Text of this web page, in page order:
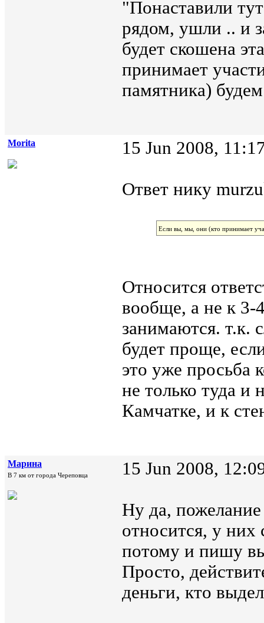
"Понаставили
рядом, ушли .. и
будет скошена
принимает
памятника)
Morita 15 Jun 2008,
Ответ нику
Если вы, мы, они (кто принимает
Относится
вообще, а не к 3-
занимаются. т.к.
будет проще,
это уже просьба
не только туда и
Камчатке, и к
Марина
В 7 км от города Череповца 15 Jun 2008,
Ну да,
относится, у них
потому и пишу
Просто,
деньги, кто